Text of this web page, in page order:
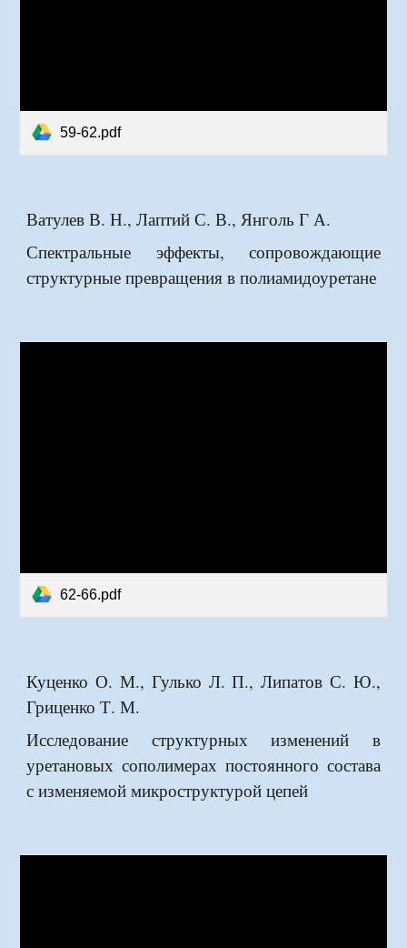
59-62.pdf
Ватулев В. Н., Лаптий С. В., Янголь Г А.
Спектральные эффекты, сопровождающие
структурные превращения в полиамидоуретане
62-66.pdf
Куценко О. М., Гулько Л. П., Липатов С. Ю.,
Гриценко Т. М.
Исследование структурных изменений в
уретановых сополимерах постоянного состава
с изменяемой микроструктурой цепей